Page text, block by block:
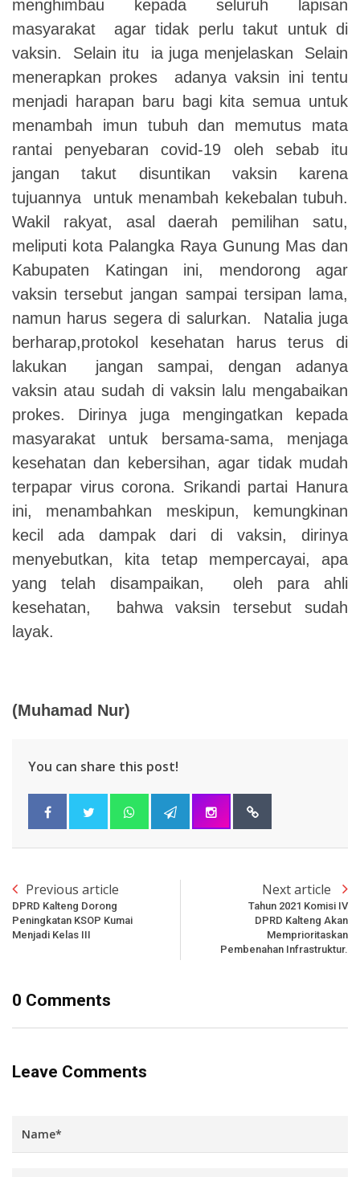
menghimbau kepada seluruh lapisan
masyarakat agar tidak perlu takut untuk di
vaksin. Selain itu ia juga menjelaskan Selain
menerapkan prokes adanya vaksin ini tentu
menjadi harapan baru bagi kita semua untuk
menambah imun tubuh dan memutus mata
rantai penyebaran covid-19 oleh sebab itu
jangan takut disuntikan vaksin karena
tujuannya untuk menambah kekebalan tubuh.
Wakil rakyat, asal daerah pemilihan satu,
meliputi kota Palangka Raya Gunung Mas dan
Kabupaten Katingan ini, mendorong agar
vaksin tersebut jangan sampai tersipan lama,
namun harus segera di salurkan. Natalia juga
berharap,protokol kesehatan harus terus di
lakukan jangan sampai, dengan adanya
vaksin atau sudah di vaksin lalu mengabaikan
prokes. Dirinya juga mengingatkan kepada
masyarakat untuk bersama-sama, menjaga
kesehatan dan kebersihan, agar tidak mudah
terpapar virus corona. Srikandi partai Hanura
ini, menambahkan meskipun, kemungkinan
kecil ada dampak dari di vaksin, dirinya
menyebutkan, kita tetap mempercayai, apa
yang telah disampaikan, oleh para ahli
kesehatan, bahwa vaksin tersebut sudah
layak.
(Muhamad Nur)
You can share this post!
Previous article
DPRD Kalteng Dorong
Peningkatan KSOP Kumai
Menjadi Kelas III
Next article
Tahun 2021 Komisi IV
DPRD Kalteng Akan
Memprioritaskan
Pembenahan Infrastruktur.
0 Comments
Leave Comments